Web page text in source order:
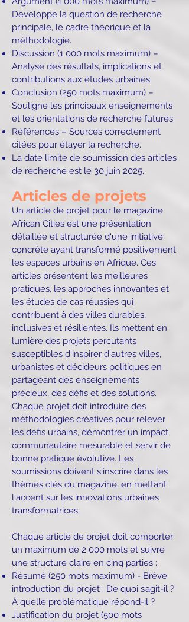
Développe la question de recherche
principale, le cadre théorique et la
méthodologie.
Discussion (1 000 mots maximum) –
Analyse des résultats, implications et
contributions aux études urbaines.
Conclusion (250 mots maximum) –
Souligne les principaux enseignements
et les orientations de recherche futures.
Références – Sources correctement
citées pour étayer la recherche.
La date limite de soumission des articles
de recherche est le 30 juin 2025.
Articles de projets
Un article de projet pour le magazine
African Cities est une présentation
détaillée et structurée d'une initiative
concrète ayant transformé positivement
les espaces urbains en Afrique. Ces
articles présentent les meilleures
pratiques, les approches innovantes et
les études de cas réussies qui
contribuent à des villes durables,
inclusives et résilientes. Ils mettent en
lumière des projets percutants
susceptibles d'inspirer d'autres villes,
urbanistes et décideurs politiques en
partageant des enseignements
précieux, des défis et des solutions.
Chaque projet doit introduire des
méthodologies créatives pour relever
les défis urbains, démontrer un impact
communautaire mesurable et servir de
bonne pratique évolutive. Les
soumissions doivent s'inscrire dans les
thèmes clés du magazine, en mettant
l'accent sur les innovations urbaines
transformatrices.
Chaque article de projet doit comporter
un maximum de 2 000 mots et suivre
une structure claire en cinq parties :
Résumé (250 mots maximum) - Brève
introduction du projet : De quoi s’agit-il ?
À quelle problématique répond-il ?
Justification du projet (500 mots